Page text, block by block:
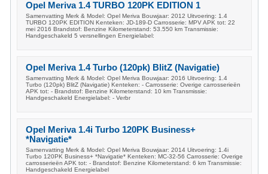
Opel Meriva 1.4 TURBO 120PK EDITION 1
Samenvatting Merk & Model: Opel Meriva Bouwjaar: 2012 Uitvoering: 1.4
TURBO 120PK EDITION Kenteken: JD-189-D Carrosserie: MPV APK tot: 22
mei 2016 Brandstof: Benzine Kilometerstand: 53.550 km Transmissie:
Handgeschakeld 5 versnellingen Energielabel:
Opel Meriva 1.4 Turbo (120pk) BlitZ (Navigatie)
Samenvatting Merk & Model: Opel Meriva Bouwjaar: 2016 Uitvoering: 1.4
Turbo (120pk) BlitZ (Navigatie) Kenteken: - Carrosserie: Overige carrosserieën
APK tot: - Brandstof: Benzine Kilometerstand: 10 km Transmissie:
Handgeschakeld Energielabel: - Verbr
Opel Meriva 1.4i Turbo 120PK Business+
*Navigatie*
Samenvatting Merk & Model: Opel Meriva Bouwjaar: 2014 Uitvoering: 1.4i
Turbo 120PK Business+ *Navigatie* Kenteken: MC-32-56 Carrosserie: Overige
carrosserieën APK tot: - Brandstof: Benzine Kilometerstand: 6 km Transmissie:
Handgeschakeld Energielabel